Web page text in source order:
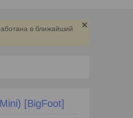
в ближайший
[BigFoot]